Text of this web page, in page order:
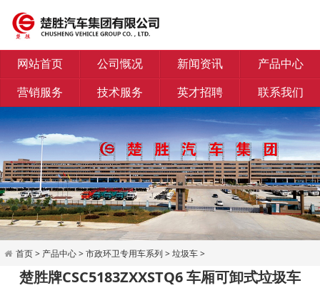
网站首页 公司慨况 新闻资讯
产品中心
营销服务
技术服务 英才招聘 联系我们
首页> 产品中心>市政环卫专用车系列>垃圾车>
楚胜牌CSC5183ZXXSTQ6 车厢可卸式垃圾车